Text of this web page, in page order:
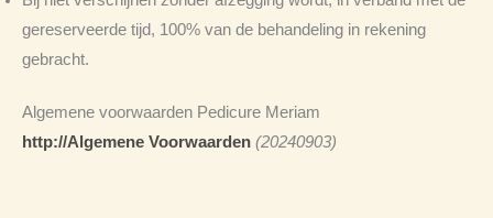
gereserveerde tijd, 100% van de behandeling in rekening
gebracht.
Algemene voorwaarden Pedicure Meriam
http://Algemene Voorwaarden (20240903)